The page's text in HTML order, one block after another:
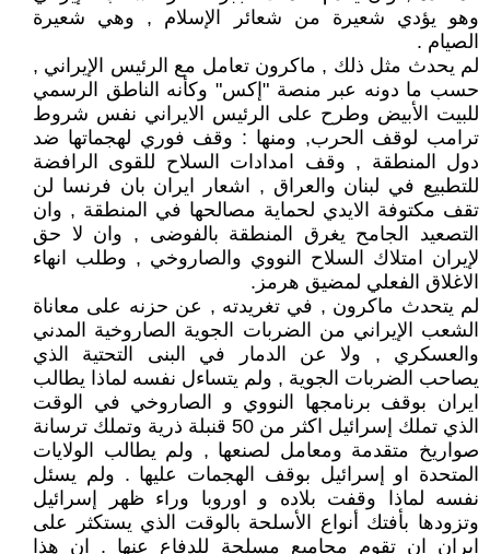
وهو يؤدي شعيرة من شعائر الإسلام , وهي شعيرة
الصيام .
لم يحدث مثل ذلك , ماكرون تعامل مع الرئيس الإيراني ,
حسب ما دونه عبر منصة "إكس" وكأنه الناطق الرسمي
للبيت الأبيض وطرح على الرئيس الايراني نفس شروط
ترامب لوقف الحرب, ومنها : وقف فوري لهجماتها ضد
دول المنطقة , وقف امدادات السلاح للقوى الرافضة
للتطبيع في لبنان والعراق , اشعار ايران بان فرنسا لن
تقف مكتوفة الايدي لحماية مصالحها في المنطقة , وان
التصعيد الجامح يغرق المنطقة بالفوضى , وان لا حق
لإيران امتلاك السلاح النووي والصاروخي , وطلب انهاء
الاغلاق الفعلي لمضيق هرمز.
لم يتحدث ماكرون , في تغريدته , عن حزنه على معاناة
الشعب الإيراني من الضربات الجوية الصاروخية المدني
والعسكري , ولا عن الدمار في البنى التحتية الذي
يصاحب الضربات الجوية , ولم يتساءل نفسه لماذا يطالب
ايران بوقف برنامجها النووي و الصاروخي في الوقت
الذي تملك إسرائيل اكثر من 50 قنبلة ذرية وتملك ترسانة
صواريخ متقدمة ومعامل لصنعها , ولم يطالب الولايات
المتحدة او إسرائيل بوقف الهجمات عليها . ولم يسئل
نفسه لماذا وقفت بلاده و اوروبا وراء ظهر إسرائيل
وتزودها بأفتك أنواع الأسلحة بالوقت الذي يستكثر على
ايران ان تقوم مجاميع مسلحة للدفاع عنها . ان هذا